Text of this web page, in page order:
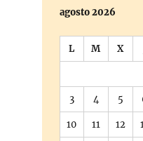
agosto 2026
L M X
3 4 5
10 11 12